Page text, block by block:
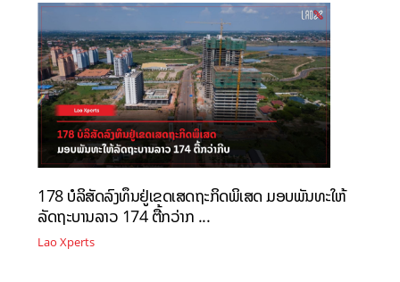
178 ບໍລິສັດລົງທຶນຢູ່ເຂດເສດຖະກິດພິເສດ ມອບພັນທະໃຫ້
ລັດຖະບານລາວ 174 ຕື້ກວ່າກ ...
Lao Xperts